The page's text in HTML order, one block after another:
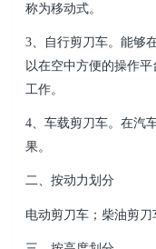
称为移动式。
3、自行剪刀车。能够
以在空中方便的操作
工作。
4、车载剪刀车。在汽
果。
二、按动力划分
电动剪刀车；柴油剪刀